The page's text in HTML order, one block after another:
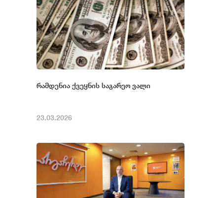
რამდენია ქვეყნის საგარეო ვალი
23.03.2026